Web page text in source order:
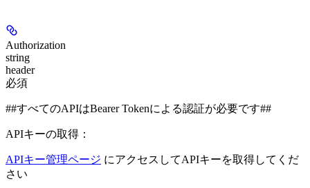
Authorization
string
header
必須
##すべてのAPIはBearer Tokenによる認証が必要です##
APIキーの取得：
APIキー管理ページ にアクセスしてAPIキーを取得してくだ
さい